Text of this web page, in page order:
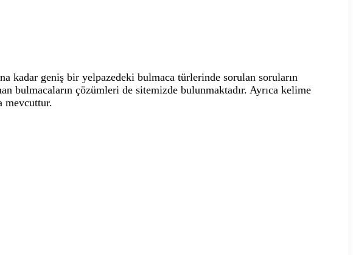
kadar geniş bir yelpazedeki bulmaca türlerinde sorulan soruların
bulmacaların çözümleri de sitemizde bulunmaktadır. Ayrıca kelime
mevcuttur.